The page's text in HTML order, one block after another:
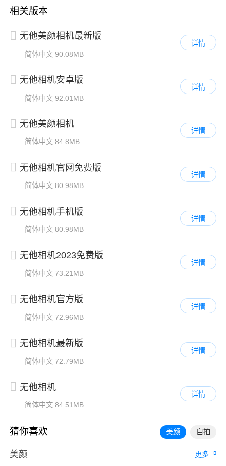
相关版本
无他美颜相机最新版
简体中文 90.08MB
详情
无他相机安卓版
简体中文 92.01MB
详情
无他美颜相机
简体中文 84.8MB
详情
无他相机官网免费版
简体中文 80.98MB
详情
无他相机手机版
简体中文 80.98MB
详情
无他相机2023免费版
简体中文 73.21MB
详情
无他相机官方版
简体中文 72.96MB
详情
无他相机最新版
简体中文 72.79MB
详情
无他相机
简体中文 84.51MB
详情
猜你喜欢 美颜 自拍
美颜 更多